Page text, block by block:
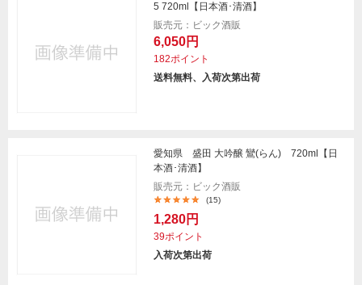
5 720ml【日本酒･清酒】
販売元：ビック酒販
6,050円
182ポイント
送料無料、入荷次第出荷
愛知県 盛田 大吟醸 鸞(らん) 720ml【日
本酒･清酒】
販売元：ビック酒販
(15)
1,280円
39ポイント
入荷次第出荷